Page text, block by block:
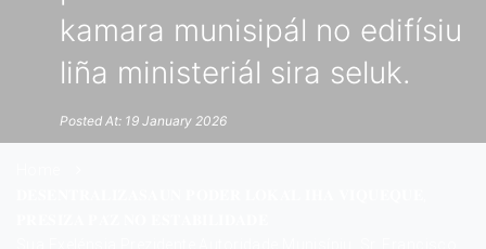
kamara munisipál no edifísiu
liña ministeriál sira seluk.
Posted At: 19 January 2026